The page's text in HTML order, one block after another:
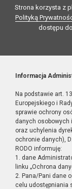
Strona korzysta z
Polityką
dostępu
Informacja
Na podstawie art.
Europejskiego i
sprawie ochrony
danych osobowych
oraz uchylenia
ochronie danych),
RODO informuję:
1. dane
linku „Ochrona
2. Pana/Pani dane
celu udostępniania